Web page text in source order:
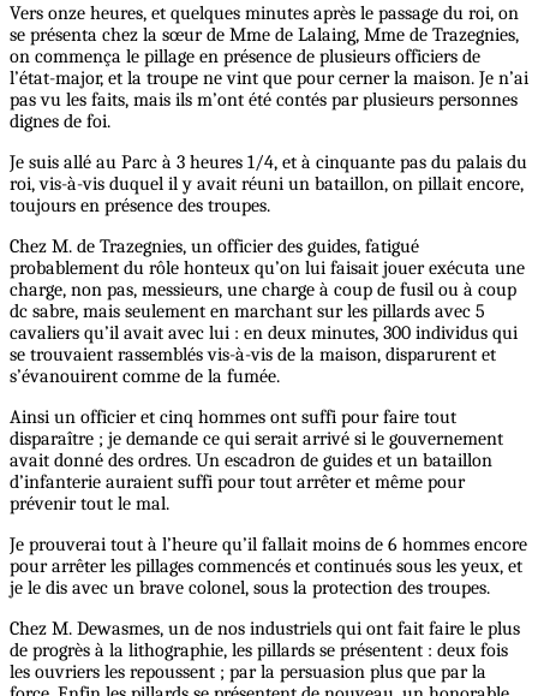
Vers onze heures, et quelques minutes après le passage du roi, on
se présenta chez la sœur de Mme de Lalaing, Mme de Trazegnies,
on commença le pillage en présence de plusieurs officiers de
l’état-major, et la troupe ne vint que pour cerner la maison. Je n’ai
pas vu les faits, mais ils m’ont été contés par plusieurs personnes
dignes de foi.
Je suis allé au Parc à 3 heures 1/4, et à cinquante pas du palais du
roi, vis-à-vis duquel il y avait réuni un bataillon, on pillait encore,
toujours en présence des troupes.
Chez M. de Trazegnies, un officier des guides, fatigué
probablement du rôle honteux qu’on lui faisait jouer exécuta une
charge, non pas, messieurs, une charge à coup de fusil ou à coup
dc sabre, mais seulement en marchant sur les pillards avec 5
cavaliers qu’il avait avec lui : en deux minutes, 300 individus qui
se trouvaient rassemblés vis-à-vis de la maison, disparurent et
s’évanouirent comme de la fumée.
Ainsi un officier et cinq hommes ont suffi pour faire tout
disparaître ; je demande ce qui serait arrivé si le gouvernement
avait donné des ordres. Un escadron de guides et un bataillon
d’infanterie auraient suffi pour tout arrêter et même pour
prévenir tout le mal.
Je prouverai tout à l’heure qu’il fallait moins de 6 hommes encore
pour arrêter les pillages commencés et continués sous les yeux, et
je le dis avec un brave colonel, sous la protection des troupes.
Chez M. Dewasmes, un de nos industriels qui ont fait faire le plus
de progrès à la lithographie, les pillards se présentent : deux fois
les ouvriers les repoussent ; par la persuasion plus que par la